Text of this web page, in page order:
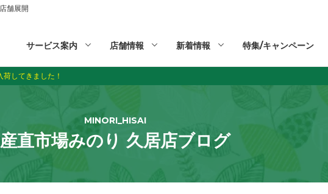
舗展開
サービス案内 店舗情報 新着情報 特集/キャンペーン
荷してきました！
MINORI_HISAI
産直市場みのり 久居店ブログ